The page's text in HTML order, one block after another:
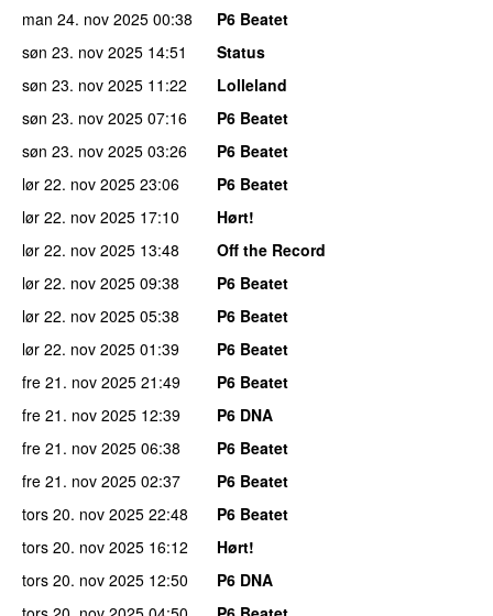
man 24. nov 2025 00:38
P6 Beatet
søn 23. nov 2025 14:51
Status
søn 23. nov 2025 11:22
Lolleland
søn 23. nov 2025 07:16
P6 Beatet
søn 23. nov 2025 03:26
P6 Beatet
lør 22. nov 2025 23:06
P6 Beatet
lør 22. nov 2025 17:10
Hørt!
lør 22. nov 2025 13:48
Off the Record
lør 22. nov 2025 09:38
P6 Beatet
lør 22. nov 2025 05:38
P6 Beatet
lør 22. nov 2025 01:39
P6 Beatet
fre 21. nov 2025 21:49
P6 Beatet
fre 21. nov 2025 12:39
P6 DNA
fre 21. nov 2025 06:38
P6 Beatet
fre 21. nov 2025 02:37
P6 Beatet
tors 20. nov 2025 22:48
P6 Beatet
tors 20. nov 2025 16:12
Hørt!
tors 20. nov 2025 12:50
P6 DNA